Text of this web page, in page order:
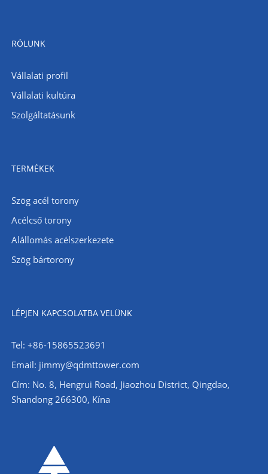
RÓLUNK
Vállalati profil
Vállalati kultúra
Szolgáltatásunk
TERMÉKEK
Szög acél torony
Acélcső torony
Alállomás acélszerkezete
Szög bártorony
LÉPJEN KAPCSOLATBA VELÜNK
Tel: +86-15865523691
Email: jimmy@qdmttower.com
Cím: No. 8, Hengrui Road, Jiaozhou District, Qingdao,
Shandong 266300, Kína